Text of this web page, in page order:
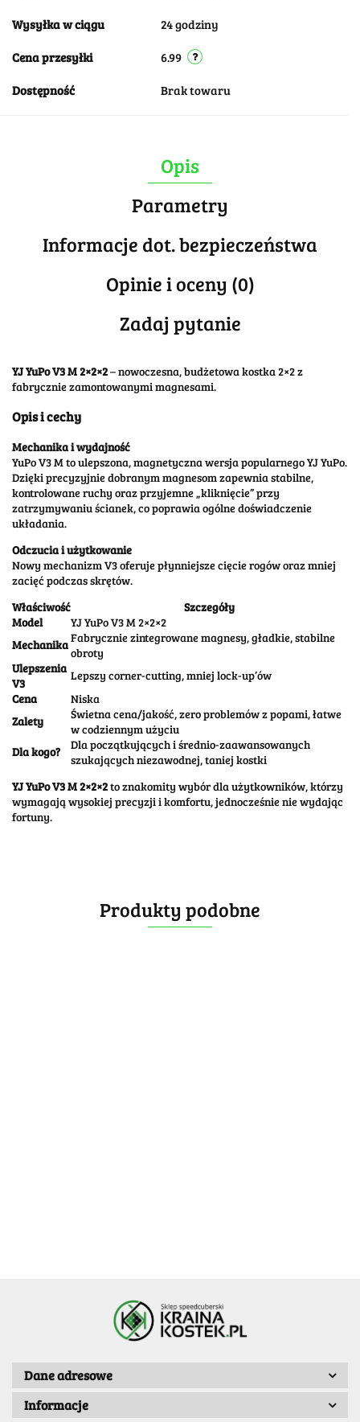
Wysyłka w ciągu 24 godziny
Cena przesyłki 6.99
Dostępność Brak towaru
Opis
Parametry
Informacje dot. bezpieczeństwa
Opinie i oceny (0)
Zadaj pytanie
YJ YuPo V3 M 2×2×2– nowoczesna, budżetowa kostka 2×2 z
fabrycznie zamontowanymi magnesami.
Opis i cechy
Mechanika i wydajność
YuPo V3 M to ulepszona, magnetyczna wersja popularnego YJ YuPo.
Dzięki precyzyjnie dobranym magnesom zapewnia stabilne,
kontrolowane ruchy oraz przyjemne „kliknięcie” przy
zatrzymywaniu ścianek, co poprawia ogólne doświadczenie
układania.
Odczucia i użytkowanie
Nowy mechanizm V3 oferuje płynniejsze cięcie rogów oraz mniej
zacięć podczas skrętów.
Właściwość
Szczegóły
Model
YJ YuPo V3 M 2×2×2
MechanikaFabrycznie zintegrowane magnesy, gładkie, stabilne
obroty
Ulepszenia
V3
Lepszy corner-cutting, mniej lock-up’ów
Cena
Niska
Zalety
Świetna cena/jakość, zero problemów z popami, łatwe
w codziennym użyciu
Dla kogo?
Dla początkujących i średnio-zaawansowanych
szukających niezawodnej, taniej kostki
YJ YuPo V3 M 2×2×2to znakomity wybór dla użytkowników, którzy
wymagają wysokiej precyzji i komfortu, jednocześnie nie wydając
fortuny.
Produkty podobne
Dane adresowe
Informacje